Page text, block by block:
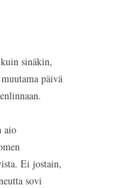
sinäkin,
päivä
aio
Ei jostain,
sovi